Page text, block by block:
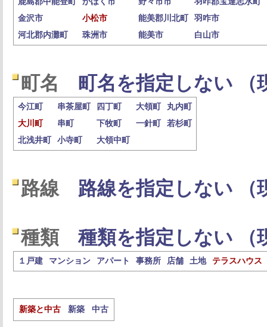
金沢市
小松市 能美郡川北町
羽咋市
河北郡内灘町
珠洲市 能美市 白山市
町名 町名を指定しない （
今江町 串茶屋町 四丁町 大領町
丸内町
大川町
串町 下牧町 一針町
若杉町
北浅井町
小寺町 大領中町
路線 路線を指定しない （
種類 種類を指定しない （
１戸建 マンション アパート 事務所 店舗 土地 テラスハウス
新築と中古 新築 中古